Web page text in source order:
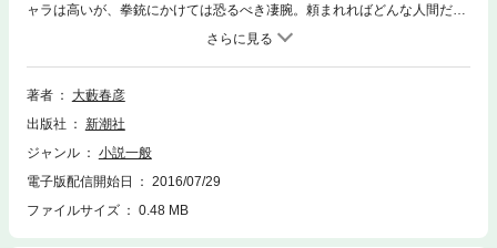
ャラは高いが、拳銃にかけては恐るべき凄腕。頼まれればどんな人間だっ
てきれいに消してみせる自信がある。その彼が暴力団・三光組から依頼さ
れたのは、敵対する大和興行に潜り込んで、武器のルートを潰してしまう
ことと仲間割れをおこさせることだった。
著者
大藪春彦
出版社
新潮社
ジャンル
小説一般
電子版配信開始日
2016/07/29
ファイルサイズ
0.48 MB